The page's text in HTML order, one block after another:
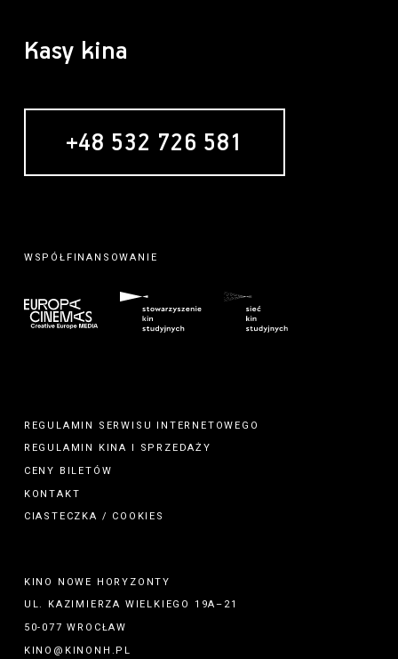
Kasy kina
+48 532 726 581
WSPÓŁFINANSOWANIE
REGULAMIN SERWISU INTERNETOWEGO
REGULAMIN
KINA
SPRZEDAŻY
CENY BILETÓW
KONTAKT
CIASTECZKA / COOKIES
KINO NOWE HORYZONTY
UL. KAZIMIERZA WIELKIEGO 19A–21
50-077 WROCŁAW
KINO@KINONH.PL